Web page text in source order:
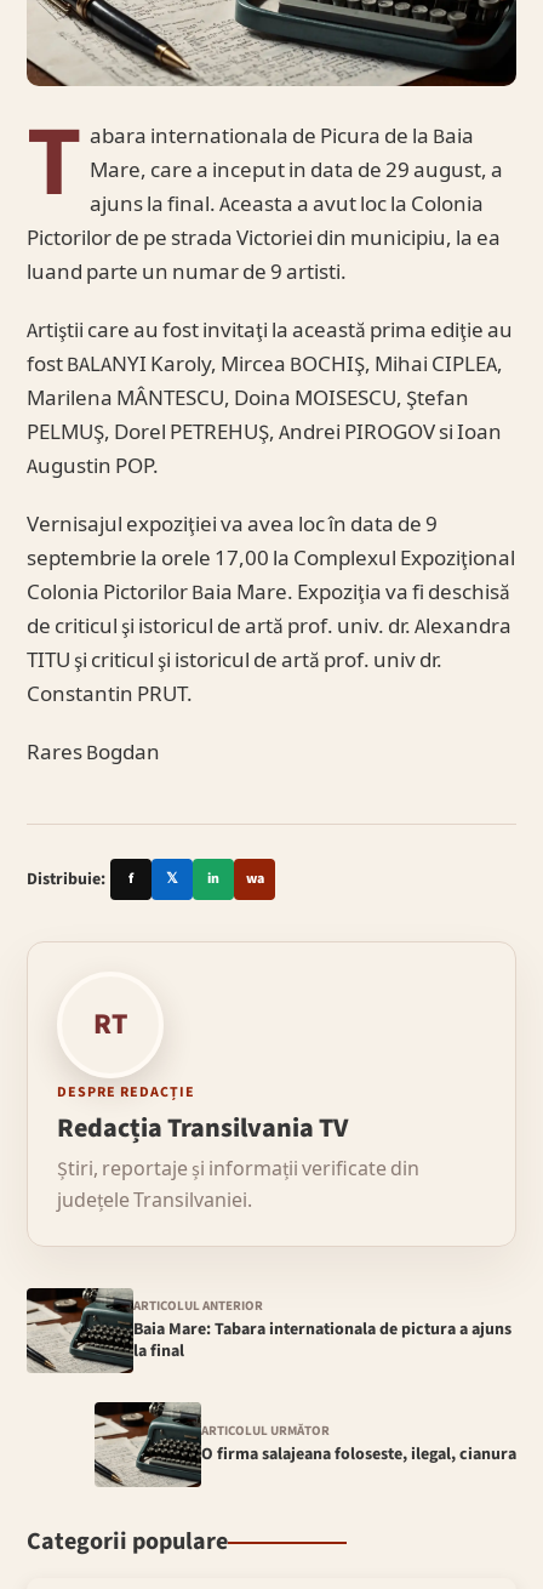
T abara internationala de Picura de la Baia
Mare, care a inceput in data de 29 august, a
ajuns la final. Aceasta a avut loc la Colonia
Pictorilor de pe strada Victoriei din municipiu, la ea
luand parte un numar de 9 artisti.
Artiştii care au fost invitaţi la această prima ediţie au
fost BALANYI Karoly, Mircea BOCHIŞ, Mihai CIPLEA,
Marilena MÂNTESCU, Doina MOISESCU, Ştefan
PELMUŞ, Dorel PETREHUŞ, Andrei PIROGOV si Ioan
Augustin POP.
Vernisajul expoziţiei va avea loc în data de 9
septembrie la orele 17,00 la Complexul Expoziţional
Colonia Pictorilor Baia Mare. Expoziţia va fi deschisă
de criticul şi istoricul de artă prof. univ. dr. Alexandra
TITU şi criticul şi istoricul de artă prof. univ dr.
Constantin PRUT.
Rares Bogdan
Distribuie: f 𝕏 in wa
RT
DESPRE REDACȚIE
Redacția Transilvania TV
Știri, reportaje și informații verificate din
județele Transilvaniei.
ARTICOLUL ANTERIOR
Baia Mare: Tabara internationala de pictura a ajuns
la final
ARTICOLUL URMĂTOR
O firma salajeana foloseste, ilegal, cianura
Categorii populare